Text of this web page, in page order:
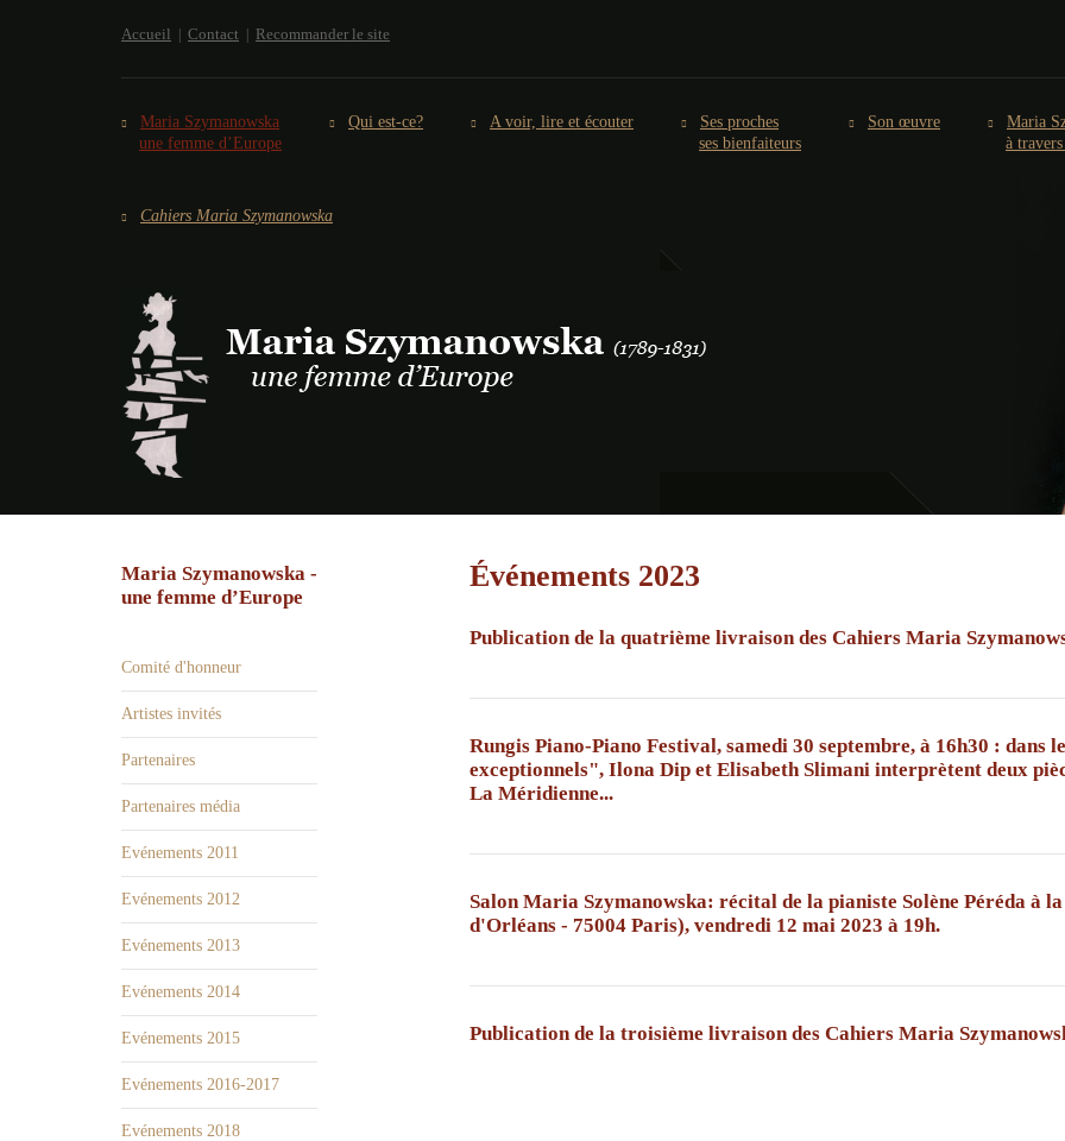
Accueil Contact Recommander le site
Maria Szymanowska
une femme d’Europe
Qui est-ce? A voir, lire et écouter
Ses proches
ses bienfaiteurs
Son œuvre
Maria
à
Cahiers Maria Szymanowska
Maria Szymanowska -
une femme d’Europe
Comité d'honneur
Artistes invités
Partenaires
Partenaires média
Evénements 2011
Evénements 2012
Evénements 2013
Evénements 2014
Evénements 2015
Evénements 2016-2017
Evénements 2018
Événements 2023
Publication de la quatrième livraison des Cahiers Maria
Rungis Piano-Piano Festival, samedi 30 septembre, à 16h30 :
exceptionnels" , Ilona Dip et Elisabeth Slimani interprètent deux
La Méridienne...
Salon Maria Szymanowska: récital de la pianiste Solène Péréda à
d'Orléans - 75004 Paris), vendredi 12 mai 2023 à 19h.
Publication de la troisième livraison des Cahiers Maria